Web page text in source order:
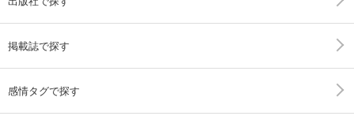
掲載誌で探す
感情タグで探す